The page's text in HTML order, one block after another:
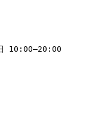
10:00–20:00